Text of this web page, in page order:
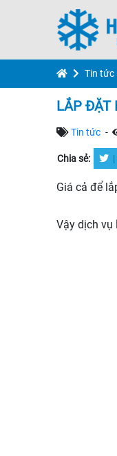
Tin tức
LẮP ĐẶT
Tin tức -
Chia sẻ: |
Giá cả để
Vậy dịch vụ